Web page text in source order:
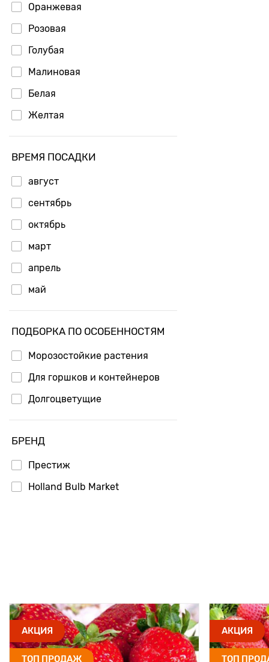
Оранжевая
Розовая
Голубая
Малиновая
Белая
Желтая
ВРЕМЯ ПОСАДКИ
август
сентябрь
октябрь
март
апрель
май
ПОДБОРКА ПО ОСОБЕННОСТЯМ
Морозостойкие растения
Для горшков и контейнеров
Долгоцветущие
БРЕНД
Престиж
Holland Bulb Market
АКЦИЯ
ТОП ПРОДАЖ
АКЦИЯ
ТОП